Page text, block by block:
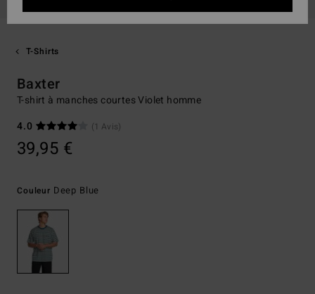
T-Shirts
Baxter
T-shirt à manches courtes Violet homme
4.0
(1 Avis)
39,95 €
Couleur Deep Blue